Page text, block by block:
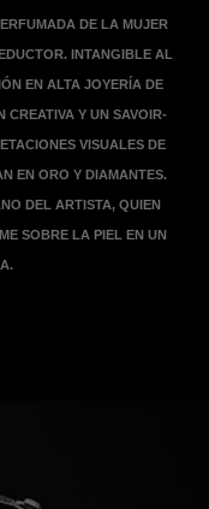
DE LA MUJER
INTANGIBLE AL
EN ALTA JOYERÍA DE
CREATIVA Y UN SAVOIR-
VISUALES DE
EN ORO Y DIAMANTES.
DEL ARTISTA, QUIEN
SOBRE LA PIEL EN UN